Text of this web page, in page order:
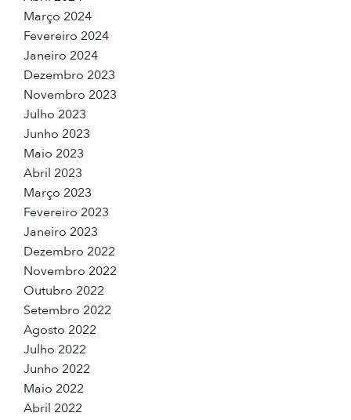
Março 2024
Fevereiro 2024
Janeiro 2024
Dezembro 2023
Novembro 2023
Julho 2023
Junho 2023
Maio 2023
Abril 2023
Março 2023
Fevereiro 2023
Janeiro 2023
Dezembro 2022
Novembro 2022
Outubro 2022
Setembro 2022
Agosto 2022
Julho 2022
Junho 2022
Maio 2022
Abril 2022